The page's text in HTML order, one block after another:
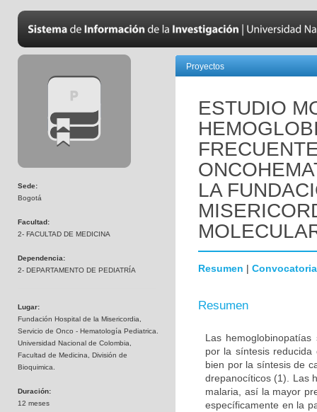
Sede:
Bogotá
Facultad:
2- FACULTAD DE MEDICINA
Dependencia:
2- DEPARTAMENTO DE PEDIATRÍA
Lugar:
Fundación Hospital de la Misericordia,
Servicio de Onco - Hematología Pediatrica.
Universidad Nacional de Colombia,
Facultad de Medicina, División de
Bioquimica.
Duración:
12 meses
Proyectos
ESTUDIO
LA
Resumen | Convocatoria
Resumen
Las
por la síntesis
bien por la síntesis de
drepanocíticos (1). Las
malaria, así la mayor
específicamente en la